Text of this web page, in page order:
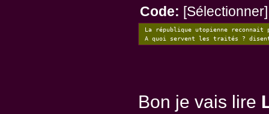
Code: [Sélectionner]
La république utopienne
A quoi servent les traités ?
Bon je vais lire